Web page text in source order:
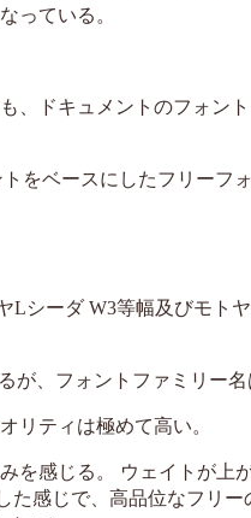
っている。
、ドキュメントのフォン
をベースにしたフリーフ
Lシーダ W3等幅及びモト
が、フォントファミリー名
リティは極めて高い。
を感じる。 ウェイトが上
た感じで、高品位なフリー